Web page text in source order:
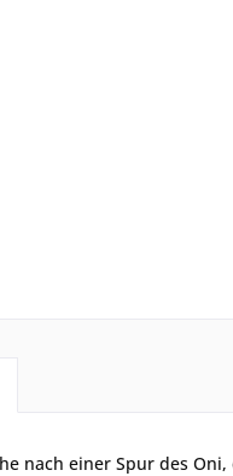
nach einer Spur des